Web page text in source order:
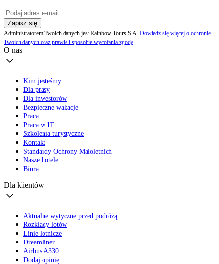
Zapisz się
Administratorem Twoich danych jest Rainbow Tours S.A. Dowiedz się więcej o ochronie
Twoich danych oraz prawie i sposobie wycofania zgody.
O nas
Kim jesteśmy
Dla prasy
Dla inwestorów
Bezpieczne wakacje
Praca
Praca w IT
Szkolenia turystyczne
Kontakt
Standardy Ochrony Małoletnich
Nasze hotele
Biura
Dla klientów
Aktualne wytyczne przed podróżą
Rozkłady lotów
Linie lotnicze
Dreamliner
Airbus A330
Dodaj opinię